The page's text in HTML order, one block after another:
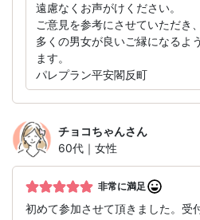
遠慮なくお声がけください。
ご意見を参考にさせていただき、
多くの男女が良いご縁になるよ
ます。
パレプラン平安閣反町
チョコちゃんさん
60代｜女性
非常に満足
初めて参加させて頂きました。受